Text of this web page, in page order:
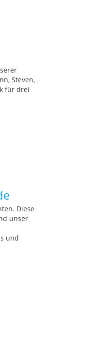
Steven,
für drei
Diese
unser
und